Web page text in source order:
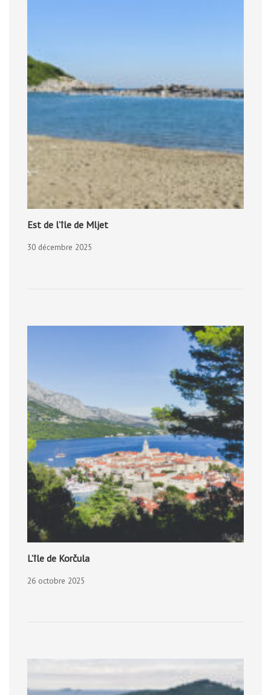
Est de l’île de Mljet
30 décembre 2025
L’île de Korčula
26 octobre 2025